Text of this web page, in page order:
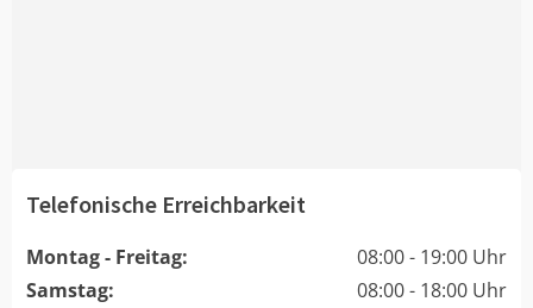
Telefonische Erreichbarkeit
Montag - Freitag:
08:00 - 19:00 Uhr
Samstag:
08:00 - 18:00 Uhr